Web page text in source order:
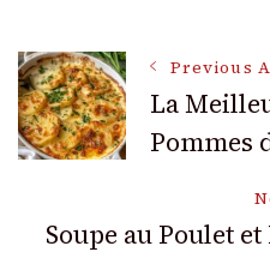
Post
Navigation
Previous
La
Pommes
Soupe au Poulet